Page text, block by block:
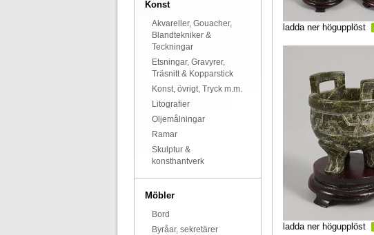
Konst
Akvareller, Gouacher,
Blandtekniker &
Teckningar
Etsningar, Gravyrer,
Träsnitt & Kopparstick
Konst, övrigt, Tryck m.m.
Litografier
Oljemålningar
Ramar
Skulptur &
konsthantverk
Möbler
Bord
Byråar, sekretärer
ladda ner högupplöst
ladda ner högupplöst